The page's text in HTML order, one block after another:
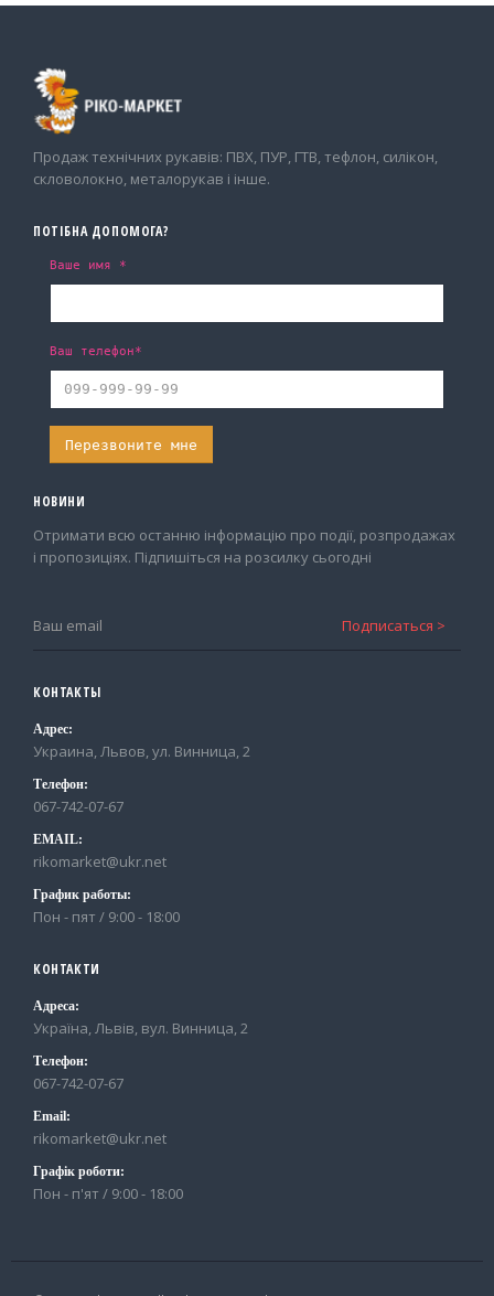
Продаж технічних рукавів: ПВХ, ПУР, ГТВ, тефлон, силікон,
скловолокно, металорукав і інше.
ПОТІБНА ДОПОМОГА?
Ваше имя *
Ваш телефон*
НОВИНИ
Отримати всю останню інформацію про події, розпродажах
і пропозиціях. Підпишіться на розсилку сьогодні
КОНТАКТЫ
Адрес:
Украина, Львов, ул. Винница, 2
Телефон:
067-742-07-67
EMAIL:
rikomarket@ukr.net
График работы:
Пон - пят / 9:00 - 18:00
КОНТАКТИ
Адреса:
Україна, Львів, вул. Винница, 2
Телефон:
067-742-07-67
Email:
rikomarket@ukr.net
Графік роботи:
Пон - п'ят / 9:00 - 18:00